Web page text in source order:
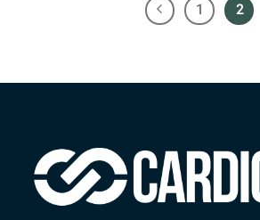
1 2